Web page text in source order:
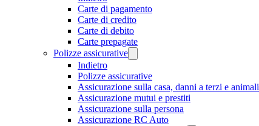
Carte di pagamento
Carte di credito
Carte di debito
Carte prepagate
Polizze assicurative
Indietro
Polizze assicurative
Assicurazione sulla casa, danni a terzi e animali
Assicurazione mutui e prestiti
Assicurazione sulla persona
Assicurazione RC Auto